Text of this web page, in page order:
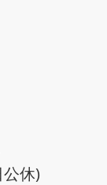
休)